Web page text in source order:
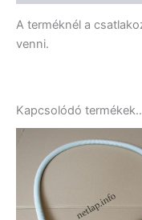
A terméknél a
venni.
Kapcsolódó